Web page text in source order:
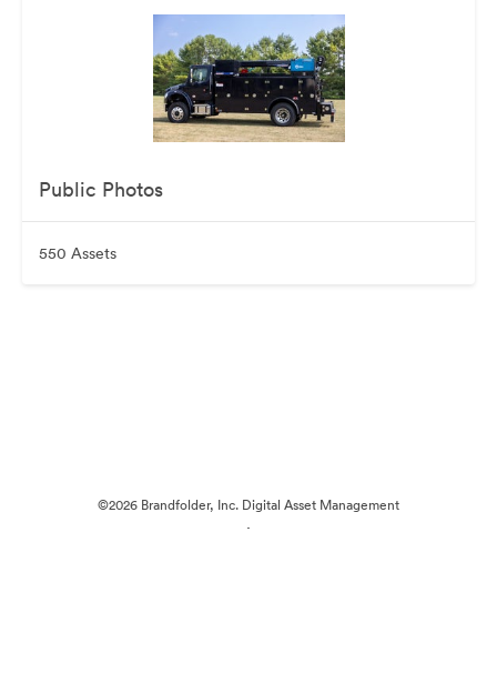
Public Photos
550 Assets
©2026 Brandfolder, Inc. Digital Asset Management
·